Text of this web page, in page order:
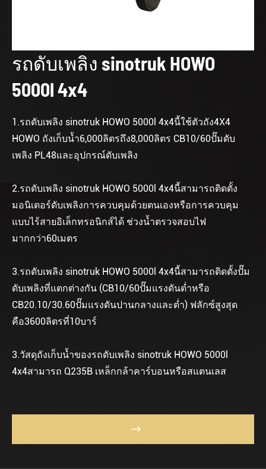
รถดับเพลิง sinotruk HOWO
5000l 4x4
1.รถดับเพลิง sinotruk HOWO 5000l 4x4นี้ใช้ตัวถัง4X4
HOWO ถังเก็บน้ำ6,000ลิตรถึง8,000ลิตร CB10/60ปั๊มดับ
เพลิง PL48และอุปกรณ์ดับเพลิง
2.รถดับเพลิง sinotruk HOWO 5000l 4x4นี้สามารถติดตั้ง
มอนิเตอร์ดับเพลิงการควบคุมด้วยตนเองหรือการควบคุม
แบบไร้สายอิเล็กทรอนิกส์ได้ ช่วงน้ำตรวจสอบไฟ
มากกว่า60เมตร
3.รถดับเพลิง sinotruk HOWO 5000l 4x4นี้สามารถติดตั้งปั๊ม
ดับเพลิงที่แตกต่างกัน (CB10/60ปั๊มแรงดันต่ำหรือ
CB20.10/30.60ปั๊มแรงดันปานกลางและต่ำ) ฟลักซ์สูงสุด
คือ3600ลิตรที่10บาร์
3.วัสดุถังเก็บน้ำของรถดับเพลิง sinotruk HOWO 5000l
4x4สามารถ Q235B เหล็กกล้าคาร์บอนหรือสแตนเลส
